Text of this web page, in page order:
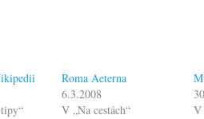
Roma Aeterna
6.3.2008
V „Na cestách“
V